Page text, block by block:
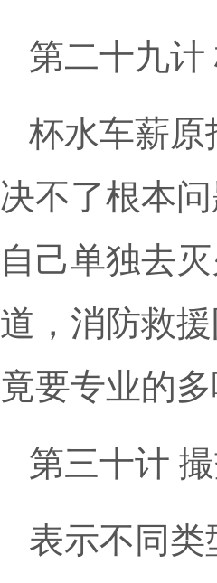
第二十九计
杯水车薪原
决不了根本
自己单独去
道，消防救
竟要专业的多
第三十计
表示不同